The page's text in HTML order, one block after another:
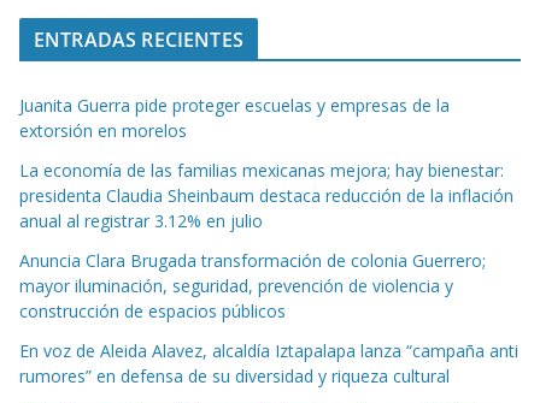
ENTRADAS RECIENTES
Juanita Guerra pide proteger escuelas y empresas de la
extorsión en morelos
La economía de las familias mexicanas mejora; hay bienestar:
presidenta Claudia Sheinbaum destaca reducción de la inflación
anual al registrar 3.12% en julio
Anuncia Clara Brugada transformación de colonia Guerrero;
mayor iluminación, seguridad, prevención de violencia y
construcción de espacios públicos
En voz de Aleida Alavez, alcaldía Iztapalapa lanza “campaña anti
rumores” en defensa de su diversidad y riqueza cultural